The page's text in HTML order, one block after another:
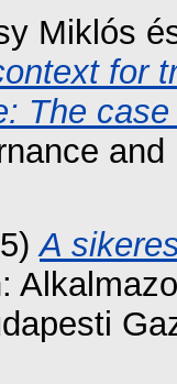
Miklós
for
The
A